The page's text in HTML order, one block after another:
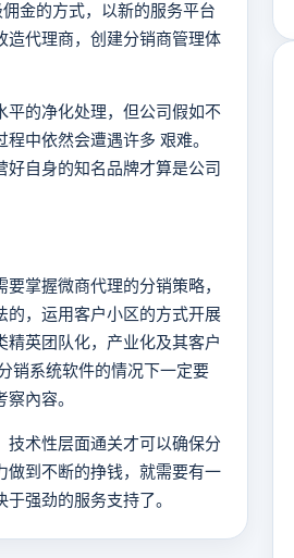
金的方式，以新的服务平台
造代理商，创建分销商管理体
平的净化处理，但公司假如不
中依然会遭遇许多 艰难。
自身的知名品牌才算是公司
掌握微商代理的分销策略，
的，运用客户小区的方式开展
英团队化，产业化及其客户
销系统软件的情况下一定要
內容。
技术性层面通关才可以确保分
做到不断的挣钱，就需要有一
强劲的服务支持了。